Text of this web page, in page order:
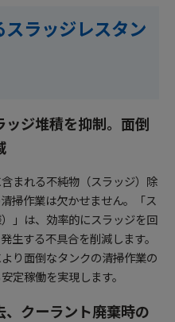
ラッジレスタン
ジ堆積を抑制。面倒
まれる不純物（スラッジ）除
掃作業は欠かせません。「ス
」は、効率的にスラッジを回
生する不具合を削減します。
り面倒なタンクの清掃作業の
定稼働を実現します。
クーラント廃棄時の